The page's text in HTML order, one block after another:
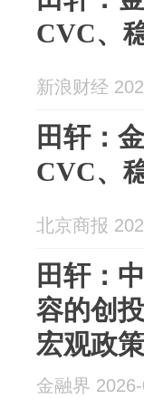
CVC、
新浪财经
田轩：
CVC、
北京商报
田轩：
容的创
宏观政
金融界